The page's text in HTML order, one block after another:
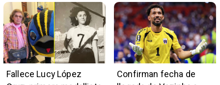
Fallece Lucy López
Confirman fecha de